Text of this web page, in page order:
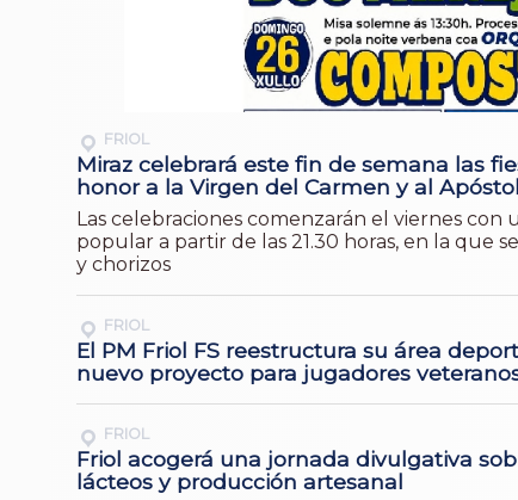
FRIOL
Miraz celebrará este fin de semana las
honor a la Virgen del Carmen y al
Las celebraciones comenzarán el viernes con
popular a partir de las 21.30 horas, en la que
y chorizos
FRIOL
El PM Friol FS reestructura su área
nuevo proyecto para jugadores
FRIOL
Friol acogerá una jornada divulgativa
lácteos y producción artesanal